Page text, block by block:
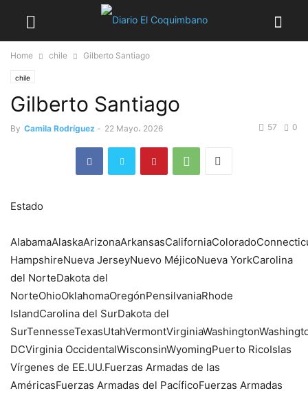
Home chile Gilberto Santiago
chile
Gilberto Santiago
By Camila Rodríguez - 22 Mayo، 2026 0
57
Estado
HampshireNueva JerseyNuevo MéjicoNueva YorkCarolina
del NorteDakota del
NorteOhioOklahomaOregónPensilvaniaRhode
IslandCarolina del SurDakota del
DCVirginia OccidentalWisconsinWyomingPuerto RicoIslas
Vírgenes de EE.UU.Fuerzas Armadas de las
AméricasFuerzas Armadas del PacíficoFuerzas Armadas